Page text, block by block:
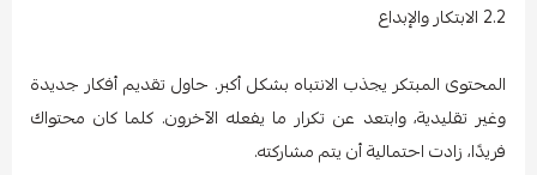
2.2 الابتكار والإبداع
المحتوى المبتكر يجذب الانتباه بشكل أكبر. حاول تقديم أفكار جديدة
وغير تقليدية، وابتعد عن تكرار ما يفعله الآخرون. كلما كان محتواك
فريدًا، زادت احتمالية أن يتم مشاركته.